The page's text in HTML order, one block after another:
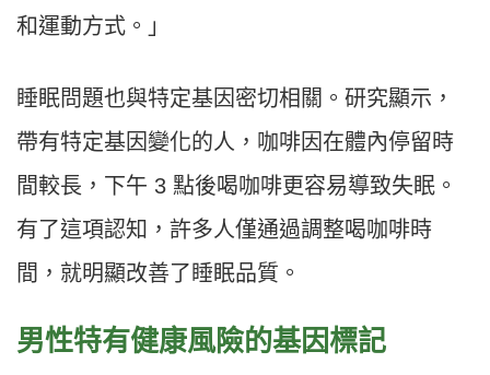
和運動方式。」
睡眠問題也與特定基因密切相關。研究顯示，
帶有特定基因變化的人，咖啡因在體內停留時
間較長，下午 3 點後喝咖啡更容易導致失眠。
有了這項認知，許多人僅通過調整喝咖啡時
間，就明顯改善了睡眠品質。
男性特有健康風險的基因標記